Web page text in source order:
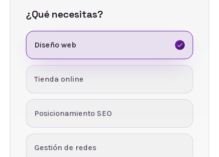
¿Qué necesitas?
Diseño web
Tienda online
Posicionamiento SEO
Gestión de redes